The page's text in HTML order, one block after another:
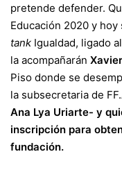
pretende defender.
Educación 2020 y
tank Igualdad, ligado
la acompañarán
Piso donde se
la subsecretaria de
Ana Lya Uriarte- y
inscripción para
fundación.